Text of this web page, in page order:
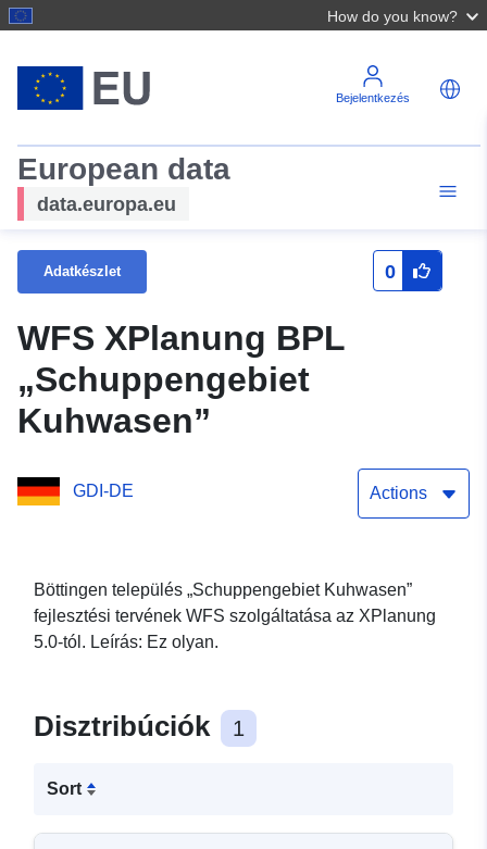
How do you know?
Bejelentkezés
European data
data.europa.eu
Adatkészlet 0
WFS XPlanung BPL
„Schuppengebiet
Kuhwasen”
GDI-DE Actions
Böttingen település „Schuppengebiet Kuhwasen”
fejlesztési tervének WFS szolgáltatása az XPlanung
5.0-tól. Leírás: Ez olyan.
Disztribúciók 1
Sort